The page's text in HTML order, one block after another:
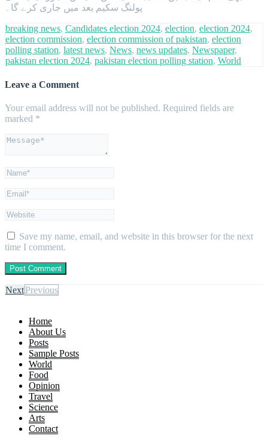
پولنگ سکیم بعد میں جاری کرے گا۔
breaking news, Candidates election 2024, election, election 2024,
election commission, election commission of pakistan, election
polling station, latest news, News, news updates, Newspaper,
pakistan election 2024, pakistan election polling station, World
Leave a Comment
Your email address will not be published. Required fields are
marked *
Save my name, email, and website in this browser for the next
time I comment.
NextPrevious
Home
About Us
Posts
Sample Posts
World
Food
Opinion
Travel
Science
Arts
Contact